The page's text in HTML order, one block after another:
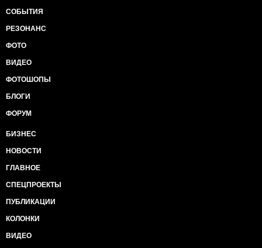
СОБЫТИЯ
РЕЗОНАНС
ФОТО
ВИДЕО
ФОТОШОПЫ
БЛОГИ
ФОРУМ
БИЗНЕС
НОВОСТИ
ГЛАВНОЕ
СПЕЦПРОЕКТЫ
ПУБЛИКАЦИИ
КОЛОНКИ
ВИДЕО